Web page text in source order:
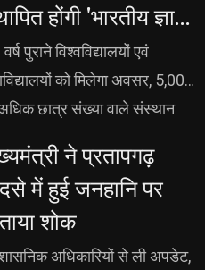
के जिलों के हाईरिस्क मरीजों
गोरखपुर में एडमिट किया जा रहा
होंगी 'भारतीय ज्ञान
संवर्धन शोधपीठ'
पुराने विश्वविद्यालयों एवं
को मिलेगा अवसर, 5,000
छात्र संख्या वाले संस्थान
2 करोड़ रुपए का एकमुश्त
एफडी के ब्याज से होगा
का नियमित संचालन वेद,
रामायण, महाभारत सहित
ने प्रतापगढ़
में हुई जनहानि पर
शोक
अधिकारियों से ली अपडेट,